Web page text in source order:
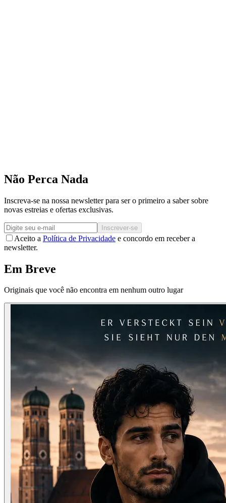
Não Perca Nada
Inscreva-se na nossa newsletter para ser o primeiro a saber sobre
novas estreias e ofertas exclusivas.
Inscrever-se
Aceito a Política de Privacidade e concordo em receber a
newsletter.
Em Breve
Originais que você não encontra em nenhum outro lugar